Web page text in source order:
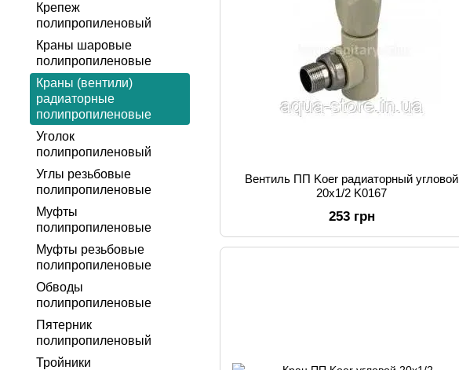
Вентиль ПП Koer радиаторный угловой
20x1/2 K0167
253 грн
Крепеж
полипропиленовый
Краны шаровые
полипропиленовые
Краны (вентили)
радиаторные
полипропиленовые
Уголок
полипропиленовый
Углы резьбовые
полипропиленовые
Муфты
полипропиленовые
Муфты резьбовые
полипропиленовые
Обводы
полипропиленовые
Пятерник
полипропиленовый
Тройники